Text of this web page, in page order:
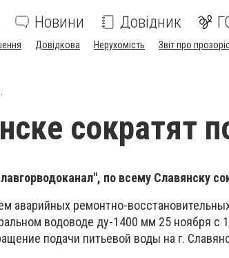
Новини Довідник
Довідкова Нерухомість Звіт про
сократят
по всему Славянску
аварийных ремонтно-
водоводе ду-1400 мм 25 ноября с
подачи питьевой воды на г.